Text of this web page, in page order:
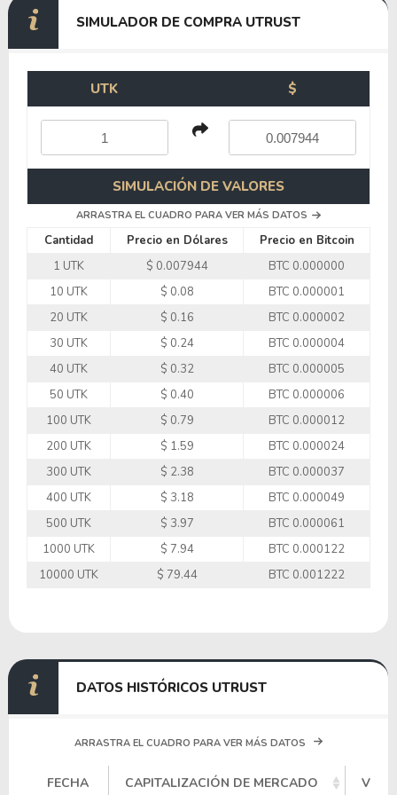
SIMULADOR DE COMPRA UTRUST
UTK $
SIMULACIÓN DE VALORES
ARRASTRA EL CUADRO PARA VER MÁS DATOS
Cantidad Precio en Dólares
Precio en Bitcoin
1 UTK
$ 0.007944
BTC 0.000000
10 UTK
$ 0.08
BTC 0.000001
20 UTK
$ 0.16
BTC 0.000002
30 UTK
$ 0.24
BTC 0.000004
40 UTK
$ 0.32
BTC 0.000005
50 UTK
$ 0.40
BTC 0.000006
100 UTK
$ 0.79
BTC 0.000012
200 UTK
$ 1.59
BTC 0.000024
300 UTK
$ 2.38
BTC 0.000037
400 UTK
$ 3.18
BTC 0.000049
500 UTK
$ 3.97
BTC 0.000061
1000 UTK
$ 7.94
BTC 0.000122
10000 UTK
$ 79.44 BTC 0.001222
DATOS HISTÓRICOS UTRUST
ARRASTRA EL CUADRO PARA VER MÁS DATOS
FECHA CAPITALIZACIÓN DE MERCADO